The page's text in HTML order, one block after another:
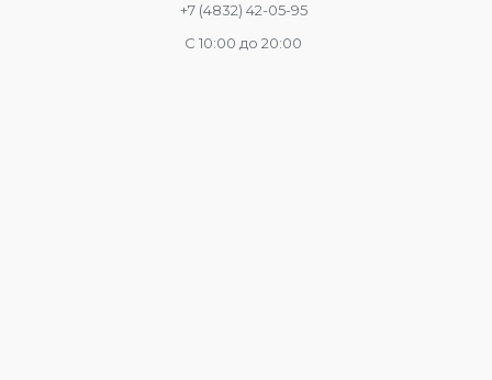
+7 (4832) 42-05-95
С 10:00 до 20:00